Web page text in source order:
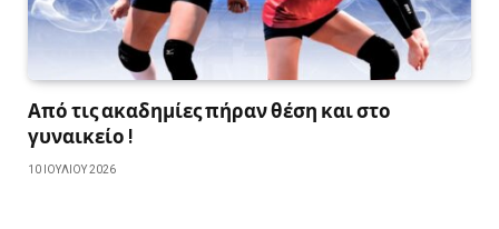
Από τις ακαδημίες πήραν θέση και στο
γυναικείο !
10 ΙΟΥΛΊΟΥ 2026